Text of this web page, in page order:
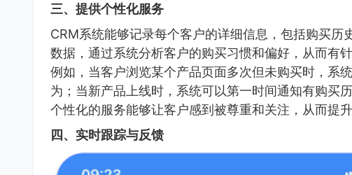
三、提供个性化服务
CRM系统能够记录每个客户的详细信息，包括购买
数据，通过系统分析客户的购买习惯和偏好，从而有
例如，当客户浏览某个产品页面多次但未购买时，系
为；当新产品上线时，系统可以第一时间通知有购买
个性化的服务能够让客户感到被尊重和关注，从而提升
四、实时跟踪与反馈